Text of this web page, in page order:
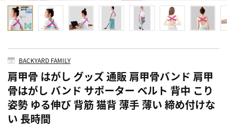
BACKYARD FAMILY
肩甲骨 はがし グッズ 通販 肩甲骨バンド 肩甲
骨はがし バンド サポーター ベルト 背中 こり
姿勢 ゆる伸び 背筋 猫背 薄手 薄い 締め付けな
い 長時間